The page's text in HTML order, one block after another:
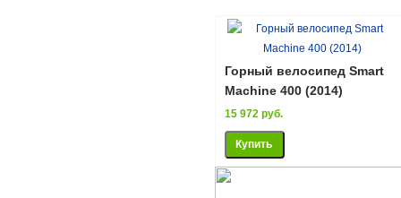
Горный велосипед Smart
Machine 400 (2014)
15 972 руб.